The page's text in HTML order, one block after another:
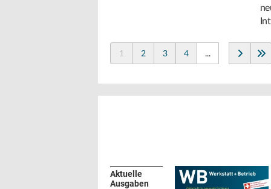
1 2 3 4 ...
Aktuelle
Ausgaben